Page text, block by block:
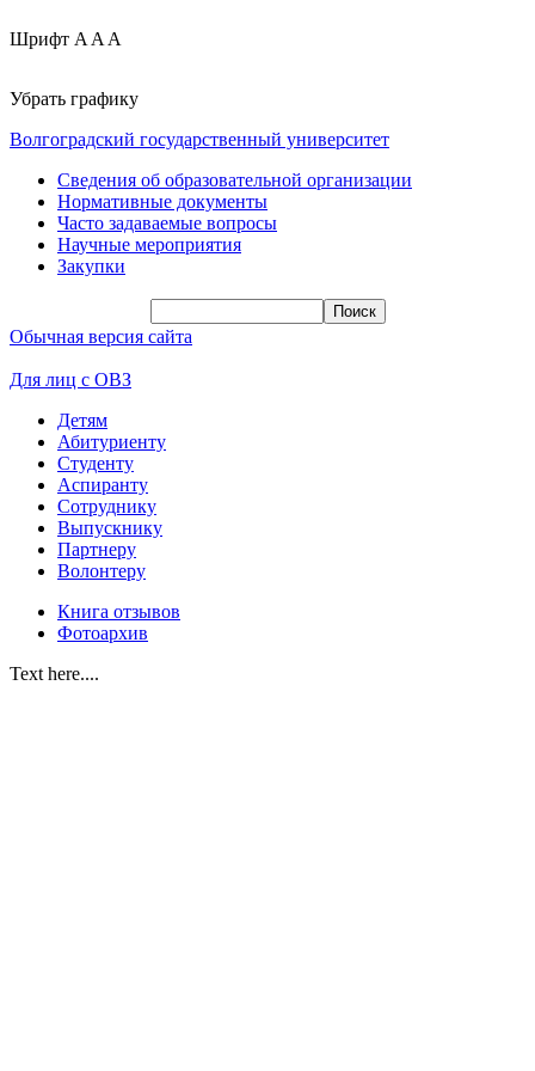
Шрифт A A A
Убрать графику
Волгоградский государственный университет
Сведения об образовательной организации
Нормативные документы
Часто задаваемые вопросы
Научные мероприятия
Закупки
Обычная версия сайта
Для лиц с ОВЗ
Детям
Абитуриенту
Студенту
Аспиранту
Сотруднику
Выпускнику
Партнеру
Волонтеру
Книга отзывов
Фотоархив
Text here....